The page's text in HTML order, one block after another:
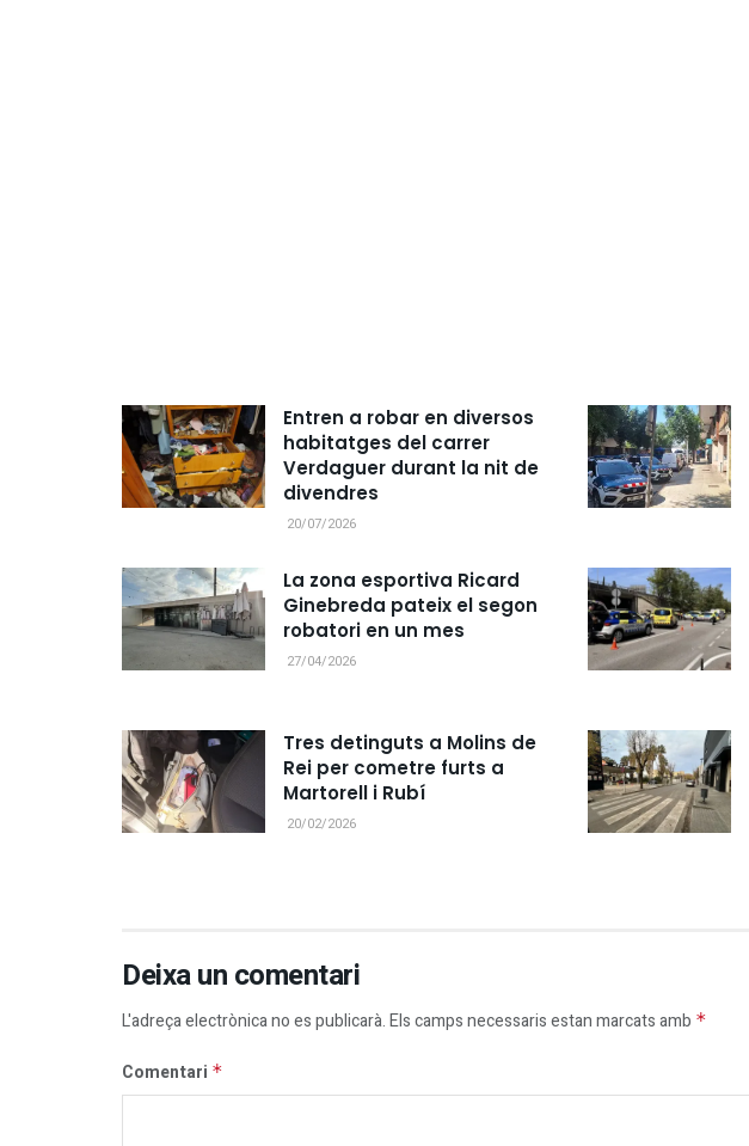
Entren a robar en diversos
habitatges del carrer
Verdaguer durant la nit de
divendres
20/07/2026
La zona esportiva Ricard
Ginebreda pateix el segon
robatori en un mes
27/04/2026
Tres detinguts a Molins de
Rei per cometre furts a
Martorell i Rubí
20/02/2026
Deixa un comentari
L'adreça electrònica no es publicarà.Els camps necessaris estan marcats amb *
Comentari *